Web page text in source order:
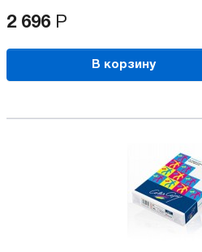
2 696 Р
В корзину